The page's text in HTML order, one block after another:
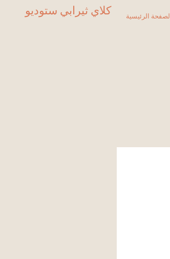
كلاي ثيرابي ستوديو الصفحة الرئيسية